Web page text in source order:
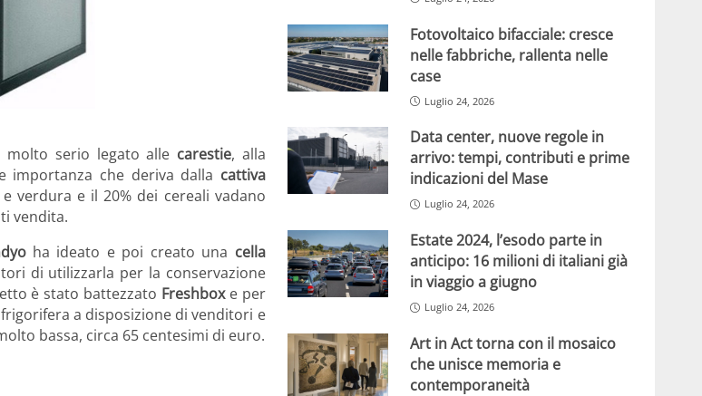
serio legato alle carestie, alla
che deriva dalla cattiva
verdura e il 20% dei cereali vadano
vendita.
ha ideato e poi creato una cella
di utilizzarla per la conservazione
è stato battezzato Freshboxe per
a disposizione di venditori e
bassa, circa 65 centesimi di euro.
Fotovoltaico bifacciale: cresce
nelle fabbriche, rallenta nelle
case
Luglio 24, 2026
Data center, nuove regole in
arrivo: tempi, contributi e prime
indicazioni del Mase
Luglio 24, 2026
Estate 2024, l’esodo parte in
anticipo: 16 milioni di italiani già
in viaggio a giugno
Luglio 24, 2026
Art in Act torna con il mosaico
che unisce memoria e
contemporaneità